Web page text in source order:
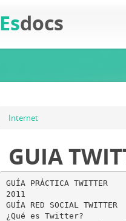
Esdocs
Internet
GUIA
GUÍA PRÁCTICA TWITTER
2011
GUÍA RED SOCIAL TWITTER
¿Qué es Twitter?